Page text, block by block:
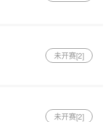
未开赛[2]
未开赛[2]